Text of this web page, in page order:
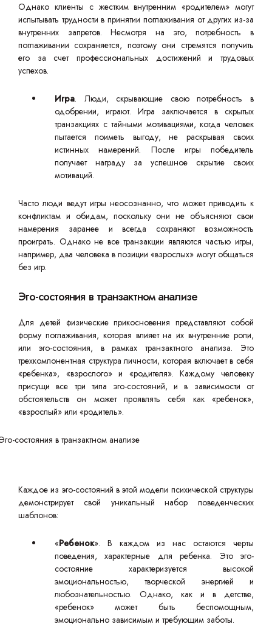
Однако клиенты с жестким внутренним «родителем» могут
испытывать трудности в принятии поглаживания от других из-за
внутренних запретов. Несмотря на это, потребность в
поглаживании сохраняется, поэтому они стремятся получить
его за счет профессиональных достижений и трудовых
успехов.
Игра. Люди, скрывающие свою потребность в
одобрении, играют. Игра заключается в скрытых
транзакциях с тайными мотивациями, когда человек
пытается поиметь выгоду, не раскрывая своих
истинных намерений. После игры победитель
получает награду за успешное скрытие своих
мотиваций.
Часто люди ведут игры неосознанно, что может приводить к
конфликтам и обидам, поскольку они не объясняют свои
намерения заранее и всегда сохраняют возможность
проиграть. Однако не все транзакции являются частью игры,
например, два человека в позиции «взрослых» могут общаться
без игр.
Эго-состояния в транзактном анализе
Для детей физические прикосновения представляют собой
форму поглаживания, которая влияет на их внутренние роли,
или эго-состояния, в рамках транзактного анализа. Это
трехкомпонентная структура личности, которая включает в себя
«ребенка», «взрослого» и «родителя». Каждому человеку
присущи все три типа эго-состояний, и в зависимости от
обстоятельств он может проявлять себя как «ребенок»,
«взрослый» или «родитель».
Каждое из эго-состояний в этой модели психической структуры
демонстрирует свой уникальный набор поведенческих
шаблонов:
«Ребенок». В каждом из нас остаются черты
поведения, характерные для ребенка. Это эго-
состояние характеризуется высокой
эмоциональностью, творческой энергией и
любознательностью. Однако, как и в детстве,
«ребенок» может быть беспомощным,
эмоционально зависимым и требующим заботы.